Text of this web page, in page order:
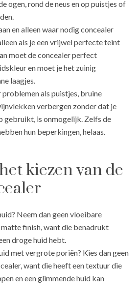
ogen, rond de neus en op puistjes of
en alleen waar nodig concealer
als je een vrijwel perfecte teint
moet de concealer perfect
en moet je het zuinig
laagjes.
als puistjes, bruine
verbergen zonder dat je
gebruikt, is onmogelijk. Zelfs de
hun beperkingen, helaas.
kiezen van de
Neem dan geen vloeibare
finish, want die benadrukt
droge huid hebt.
met vergrote poriën? Kies dan geen
want die heeft een textuur die
en een glimmende huid kan